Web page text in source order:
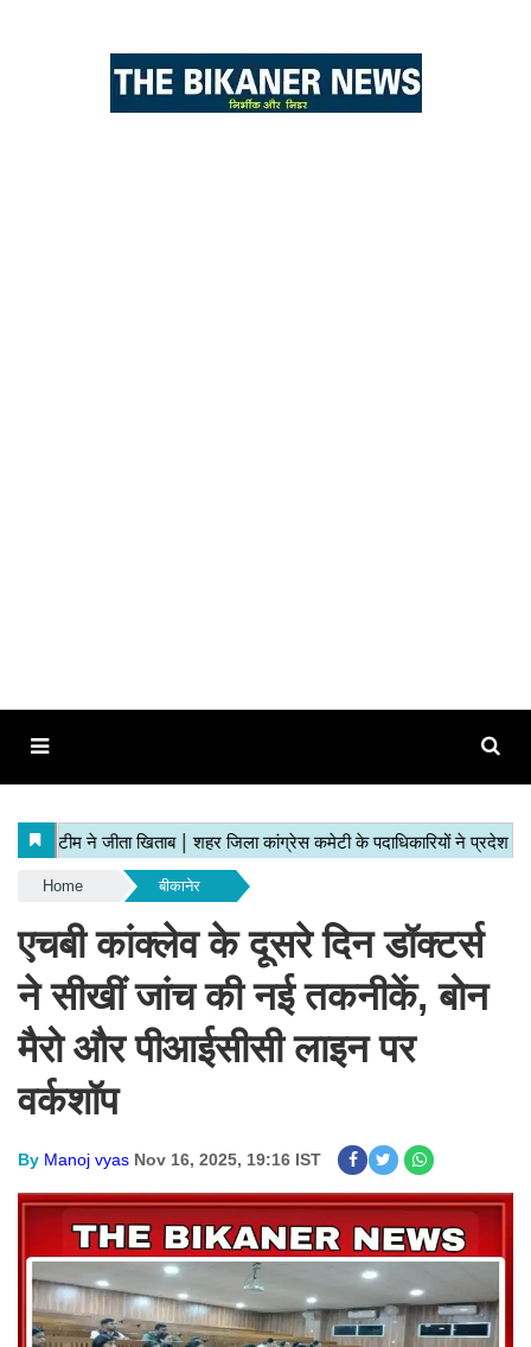
Home बीकानेर
एचबी कांक्लेव के दूसरे दिन डॉक्टर्स
ने सीखीं जांच की नई तकनीकें, बोन
मैरो और पीआईसीसी लाइन पर
वर्कशॉप
By Manoj vyas Nov 16, 2025, 19:16 IST